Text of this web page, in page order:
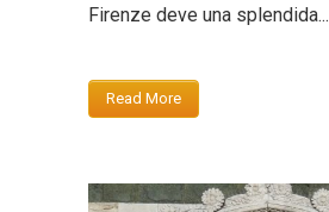
Firenze deve una splendida...
Read More